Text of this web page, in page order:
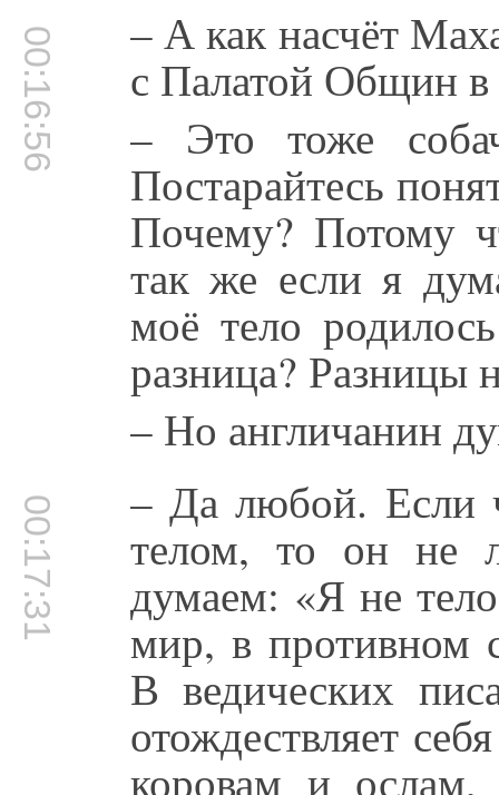
00:16:56 – А как насчёт
с Палатой Общин
– Это тоже
Постарайтесь
Почему? Потому
так же если я
моё тело
разница? Разницы
– Но англичанин
00:17:31 – Да любой. Если
телом, то он не
думаем: «Я не
мир, в противном
В ведических
отождествляет
коровам и